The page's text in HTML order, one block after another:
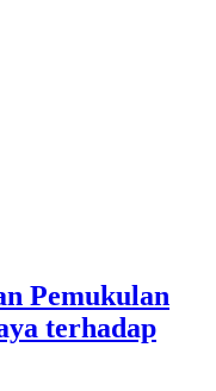
Pemukulan
terhadap